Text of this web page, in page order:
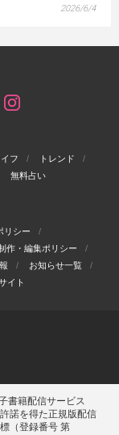
2026/6/4
フ
トレンド
無料占い
リシー
作・編集ポリシー
お知らせ一覧
イト
書籍配信サービス
諾を得た正規版配信
（登録番号 第